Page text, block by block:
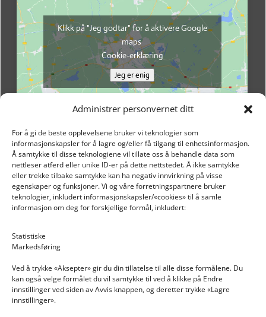
Administrer personvernet ditt
For å gi de beste opplevelsene bruker vi teknologier som
informasjonskapsler for å lagre og/eller få tilgang til enhetsinformasjon.
Å samtykke til disse teknologiene vil tillate oss å behandle data som
nettleser atferd eller unike ID-er på dette nettstedet. Å ikke samtykke
eller trekke tilbake samtykke kan ha negativ innvirkning på visse
egenskaper og funksjoner. Vi og våre forretningspartnere bruker
teknologier, inkludert informasjonskapsler/«cookies» til å samle
informasjon om deg for forskjellige formål, inkludert:
Statistiske
Markedsføring
Ved å trykke «Aksepter» gir du din tillatelse til alle disse formålene. Du
kan også velge formålet du vil samtykke til ved å klikke på Endre
innstillinger ved siden av Avvis knappen, og deretter trykke «Lagre
innstillinger».
Klikk på "Jeg godtar" for å aktivere Google
maps
Cookie-erklæring
Jeg er enig